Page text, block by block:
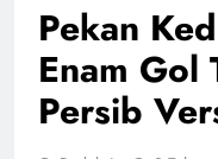
Pekan
Enam Gol
Persib